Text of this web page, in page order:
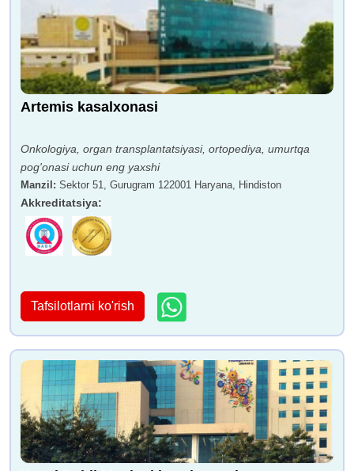
Artemis kasalxonasi
Onkologiya, organ transplantatsiyasi, ortopediya, umurtqa
pog'onasi uchun eng yaxshi
Manzil : Sektor 51, Gurugram 122001 Haryana, Hindiston
Akkreditatsiya:
Tafsilotlarni ko'rish